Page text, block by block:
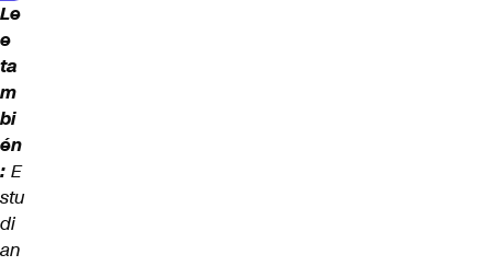
Le
e
ta
m
bi
én
: E
stu
di
an